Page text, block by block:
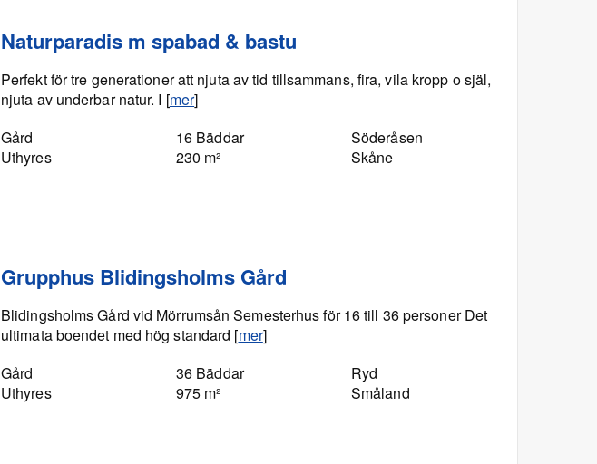
Naturparadis m spabad & bastu
Perfekt för tre generationer att njuta av tid tillsammans, fira, vila kropp o själ,
njuta av underbar natur. I [mer]
Gård
Uthyres
16 Bäddar
230 m²
Söderåsen
Skåne
Grupphus Blidingsholms Gård
Blidingsholms Gård vid Mörrumsån Semesterhus för 16 till 36 personer Det
ultimata boendet med hög standard [mer]
Gård
Uthyres
36 Bäddar
975 m²
Ryd
Småland